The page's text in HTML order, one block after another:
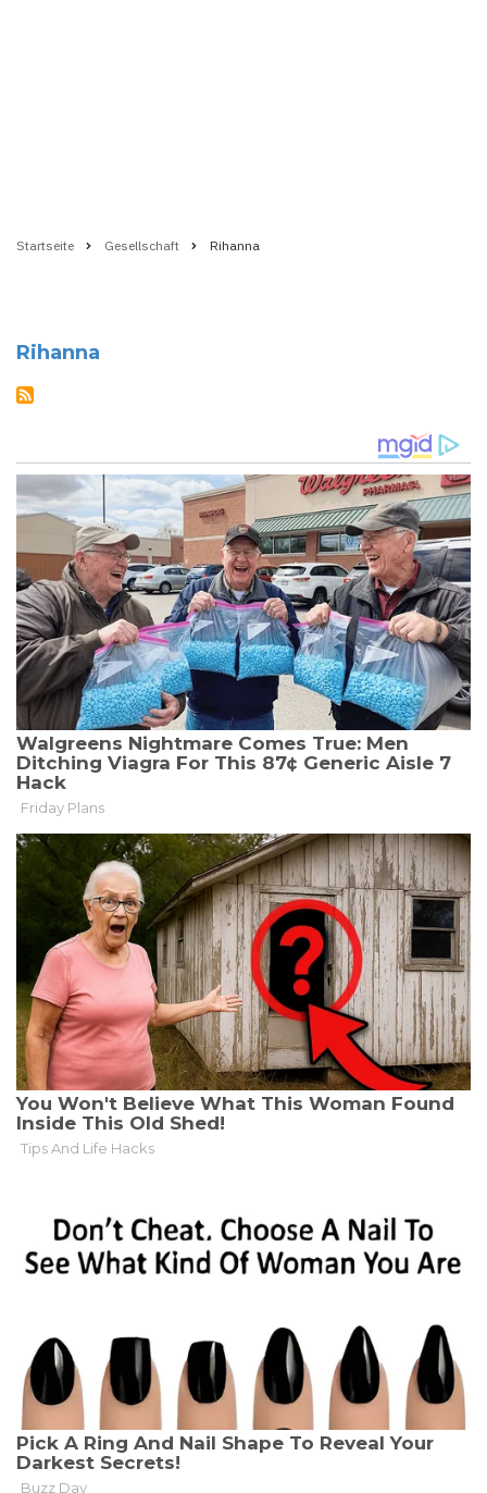
Startseite Gesellschaft Rihanna
Rihanna